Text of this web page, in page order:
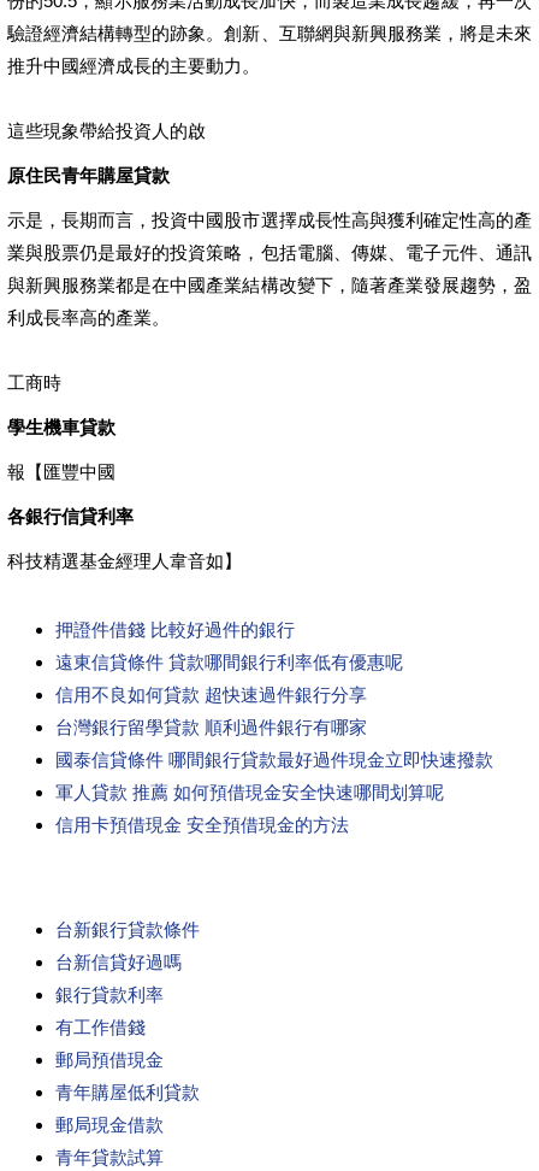
驗證經濟結構轉型的跡象。創新、互聯網與新興服務業，將是未來
推升中國經濟成長的主要動力。
這些現象帶給投資人的啟
原住民青年購屋貸款
示是，長期而言，投資中國股市選擇成長性高與獲利確定性高的產
業與股票仍是最好的投資策略，包括電腦、傳媒、電子元件、通訊
與新興服務業都是在中國產業結構改變下，隨著產業發展趨勢，盈
利成長率高的產業。
工商時
學生機車貸款
報【匯豐中國
各銀行信貸利率
科技精選基金經理人韋音如】
押證件借錢 比較好過件的銀行
遠東信貸條件 貸款哪間銀行利率低有優惠呢
信用不良如何貸款 超快速過件銀行分享
台灣銀行留學貸款 順利過件銀行有哪家
國泰信貸條件 哪間銀行貸款最好過件現金立即快速撥款
軍人貸款 推薦 如何預借現金安全快速哪間划算呢
信用卡預借現金 安全預借現金的方法
台新銀行貸款條件
台新信貸好過嗎
銀行貸款利率
有工作借錢
郵局預借現金
青年購屋低利貸款
郵局現金借款
青年貸款試算